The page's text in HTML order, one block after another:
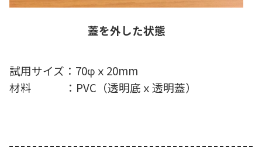
蓋を外した状態
試用サイズ：70φｘ20mm
材料 ：PVC（透明底ｘ透明蓋）